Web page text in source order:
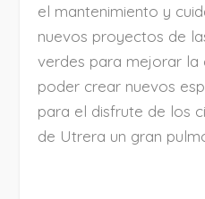
el mantenimiento y
nuevos proyectos de
verdes para mejorar la
poder crear nuevos
para el disfrute de los
de Utrera un gran